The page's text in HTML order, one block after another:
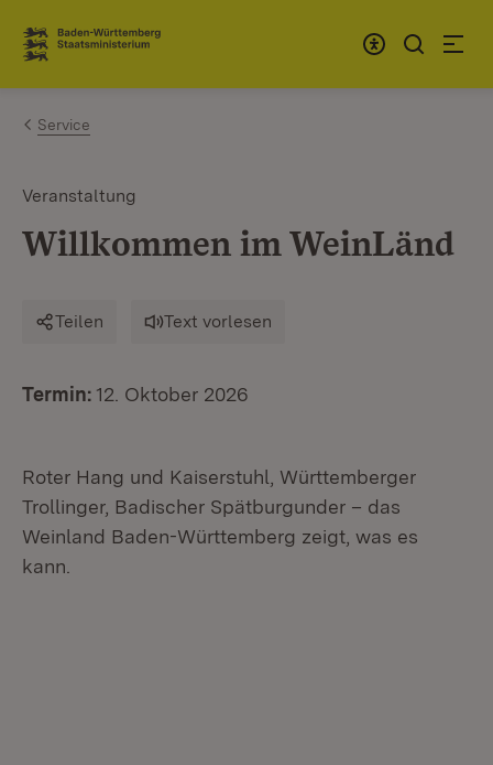
Zum Inhalt springen
Link zur Startseite
Service
Veranstaltung
Willkommen im WeinLänd
Teilen Text vorlesen
Termin: 12. Oktober 2026
Roter Hang und Kaiserstuhl, Württemberger
Trollinger, Badischer Spätburgunder – das
Weinland Baden-Württemberg zeigt, was es
kann.